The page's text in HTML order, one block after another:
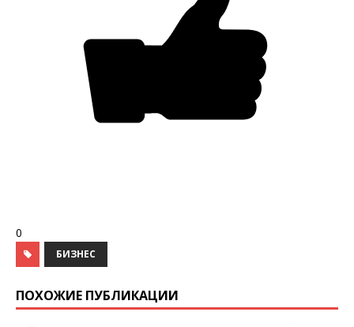
0
БИЗНЕС
ПОХОЖИЕ ПУБЛИКАЦИИ